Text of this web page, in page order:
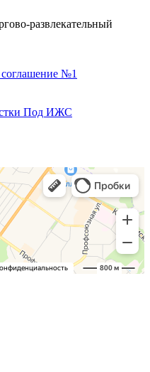
развлекательный
№1
Под ИЖС